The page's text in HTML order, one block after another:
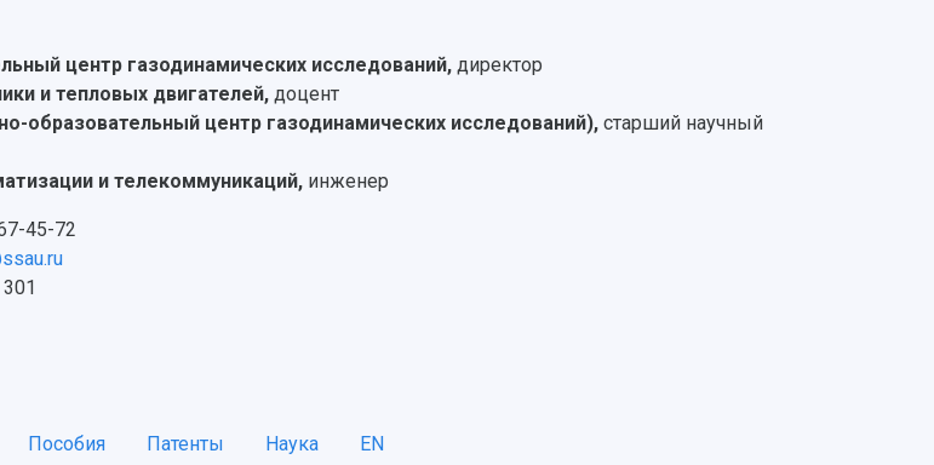
центр газодинамических исследований,директор
и тепловых двигателей,доцент
образовательный центр газодинамических исследований),старший научный
и телекоммуникаций, инженер
45-72
Пособия Патенты Наука EN